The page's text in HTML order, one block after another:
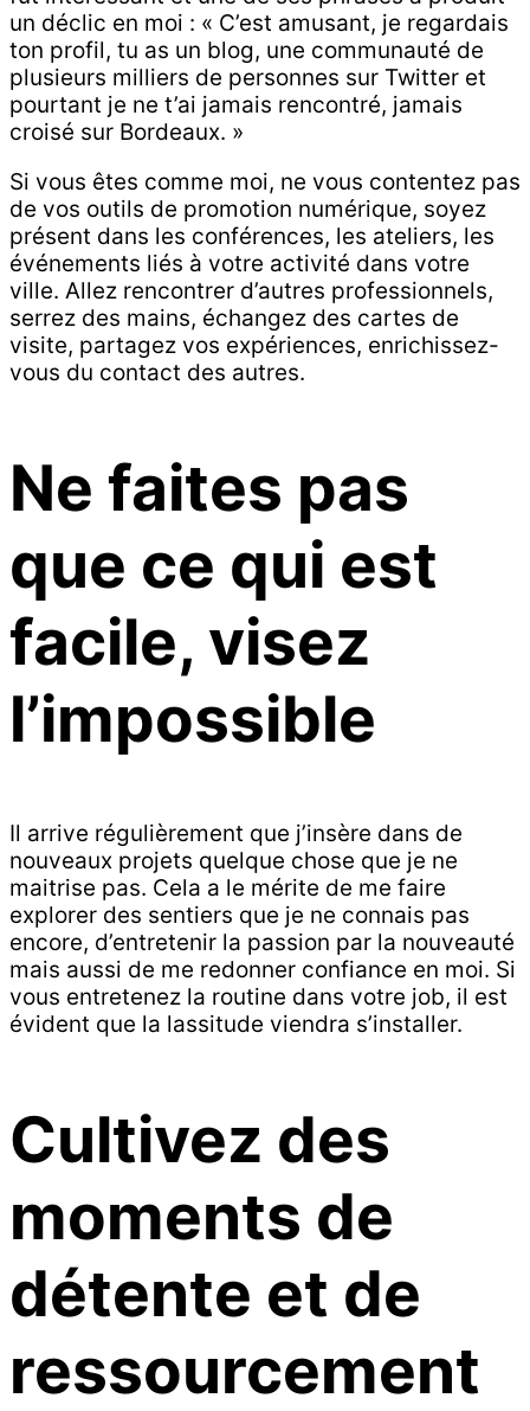
un déclic en moi : « C’est amusant, je regardais
ton profil, tu as un blog, une communauté de
plusieurs milliers de personnes sur Twitter et
pourtant je ne t’ai jamais rencontré, jamais
croisé sur Bordeaux. »
Si vous êtes comme moi, ne vous contentez pas
de vos outils de promotion numérique, soyez
présent dans les conférences, les ateliers, les
événements liés à votre activité dans votre
ville. Allez rencontrer d’autres professionnels,
serrez des mains, échangez des cartes de
visite, partagez vos expériences, enrichissez-
vous du contact des autres.
Ne faites pas
que ce qui est
facile, visez
l’impossible
Il arrive régulièrement que j’insère dans de
nouveaux projets quelque chose que je ne
maitrise pas. Cela a le mérite de me faire
explorer des sentiers que je ne connais pas
encore, d’entretenir la passion par la nouveauté
mais aussi de me redonner confiance en moi. Si
vous entretenez la routine dans votre job, il est
évident que la lassitude viendra s’installer.
Cultivez des
moments de
détente et de
ressourcement